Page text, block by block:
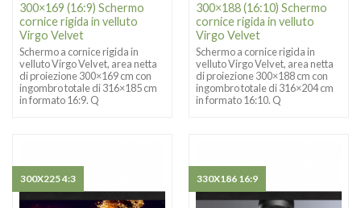
300×169 (16:9) Schermo
cornice rigida in velluto
Virgo Velvet
Schermo a cornice rigida in
velluto Virgo Velvet, area netta
di proiezione 300×169 cm con
ingombro totale di 316×185 cm
in formato 16:9. Q
300×188 (16:10) Schermo
cornice rigida in velluto
Virgo Velvet
Schermo a cornice rigida in
velluto Virgo Velvet, area netta
di proiezione 300×188 cm con
ingombro totale di 316×204 cm
in formato 16:10. Q
300X225 4:3 330X186 16:9